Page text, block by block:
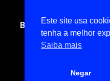
Blog do jornalista
Política
Este site usa
tenha a melhor
Saiba mais
Negar